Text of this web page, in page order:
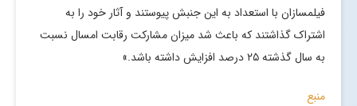
فیلمسازان با استعداد به این جنبش پیوستند و آثار خود را به
اشتراک گذاشتند که باعث شد میزان مشارکت رقابت امسال نسبت
به سال گذشته ۲۵ درصد افزایش داشته باشد.»
منبع